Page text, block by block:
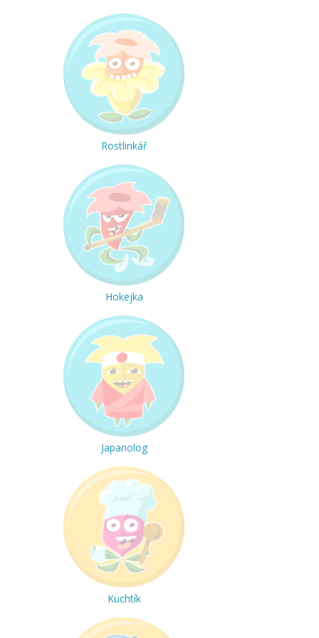
Rostlinkář
Hokejka
Japanolog
Kuchtík